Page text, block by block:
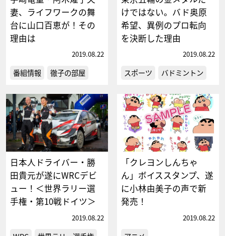
妻、ライフワークの舞
台に山口百恵が！その
理由は
2019.08.22
番組情報 徹子の部屋
けではない。バド奥原
希望、異例のプロ転向
を決断した理由
2019.08.22
スポーツ バドミントン
日本人ドライバー・勝
田貴元が遂にWRCデビ
ュー！＜世界ラリー選
手権・第10戦ドイツ＞
2019.08.22
「クレヨンしんちゃ
ん」ボイススタンプ、遂
に小林由美子の声で新
発売！
2019.08.22